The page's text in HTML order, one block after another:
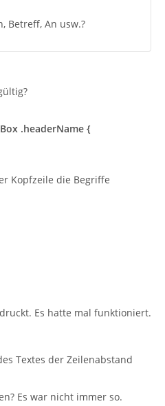
Betreff, An usw.?
.headerName {
Kopfzeile die Begriffe
Es hatte mal funktioniert.
Textes der Zeilenabstand
Es war nicht immer so.